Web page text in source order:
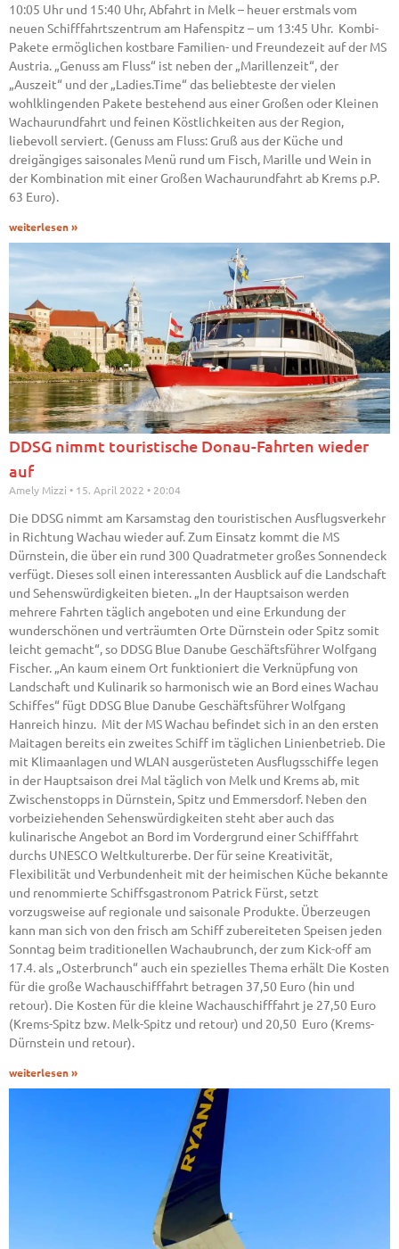
10:05 Uhr und 15:40 Uhr, Abfahrt in Melk – heuer erstmals vom
neuen Schifffahrtszentrum am Hafenspitz – um 13:45 Uhr. Kombi-
Pakete ermöglichen kostbare Familien- und Freundezeit auf der MS
Austria. „Genuss am Fluss“ ist neben der „Marillenzeit“, der
„Auszeit“ und der „Ladies.Time“ das beliebteste der vielen
wohlklingenden Pakete bestehend aus einer Großen oder Kleinen
Wachaurundfahrt und feinen Köstlichkeiten aus der Region,
liebevoll serviert. (Genuss am Fluss: Gruß aus der Küche und
dreigängiges saisonales Menü rund um Fisch, Marille und Wein in
der Kombination mit einer Großen Wachaurundfahrt ab Krems p.P.
63 Euro).
weiterlesen »
DDSG nimmt touristische Donau-Fahrten wieder
auf
Amely Mizzi 15. April 2022 20:04
Die DDSG nimmt am Karsamstag den touristischen Ausflugsverkehr
in Richtung Wachau wieder auf. Zum Einsatz kommt die MS
Dürnstein, die über ein rund 300 Quadratmeter großes Sonnendeck
verfügt. Dieses soll einen interessanten Ausblick auf die Landschaft
und Sehenswürdigkeiten bieten. „In der Hauptsaison werden
mehrere Fahrten täglich angeboten und eine Erkundung der
wunderschönen und verträumten Orte Dürnstein oder Spitz somit
leicht gemacht“, so DDSG Blue Danube Geschäftsführer Wolfgang
Fischer. „An kaum einem Ort funktioniert die Verknüpfung von
Landschaft und Kulinarik so harmonisch wie an Bord eines Wachau
Schiffes“ fügt DDSG Blue Danube Geschäftsführer Wolfgang
Hanreich hinzu. Mit der MS Wachau befindet sich in an den ersten
Maitagen bereits ein zweites Schiff im täglichen Linienbetrieb. Die
mit Klimaanlagen und WLAN ausgerüsteten Ausflugsschiffe legen
in der Hauptsaison drei Mal täglich von Melk und Krems ab, mit
Zwischenstopps in Dürnstein, Spitz und Emmersdorf. Neben den
vorbeiziehenden Sehenswürdigkeiten steht aber auch das
kulinarische Angebot an Bord im Vordergrund einer Schifffahrt
durchs UNESCO Weltkulturerbe. Der für seine Kreativität,
Flexibilität und Verbundenheit mit der heimischen Küche bekannte
und renommierte Schiffsgastronom Patrick Fürst, setzt
vorzugsweise auf regionale und saisonale Produkte. Überzeugen
kann man sich von den frisch am Schiff zubereiteten Speisen jeden
Sonntag beim traditionellen Wachaubrunch, der zum Kick-off am
17.4. als „Osterbrunch“ auch ein spezielles Thema erhält Die Kosten
für die große Wachauschifffahrt betragen 37,50 Euro (hin und
retour). Die Kosten für die kleine Wachauschifffahrt je 27,50 Euro
(Krems-Spitz bzw. Melk-Spitz und retour) und 20,50 Euro (Krems-
Dürnstein und retour).
weiterlesen »